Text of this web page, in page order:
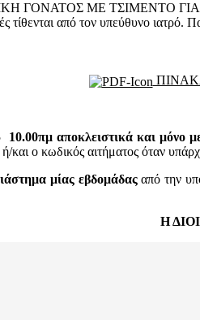
ΓΟΝΑΤΟΣ ΜΕ ΤΣΙΜΕΝΤΟ
τίθενται από τον υπεύθυνο ιατρό.
10.00πμ αποκλειστικά και μόνο
ο κωδικός αιτήματος όταν
μίας εβδομάδαςαπό την
Η